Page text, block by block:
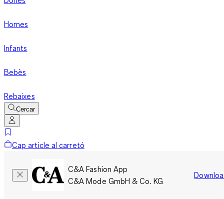
Homes
Infants
Bebès
Rebaixes
Cercar
Cap article al carretó
C&A Fashion App
C&A Mode GmbH & Co. KG